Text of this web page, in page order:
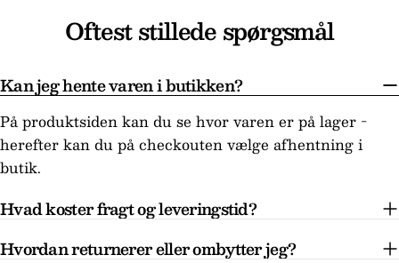
Oftest stillede spørgsmål
Kan jeg hente varen i butikken?
På produktsiden kan du se hvor varen er på lager -
herefter kan du på checkouten vælge afhentning i
butik.
Hvad koster fragt og leveringstid?
Hvordan returnerer eller ombytter jeg?